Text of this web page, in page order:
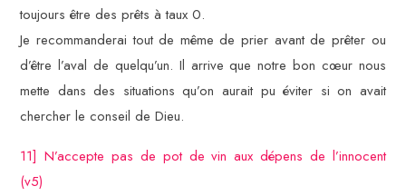
toujours être des prêts à taux 0.
Je recommanderai tout de même de prier avant de prêter ou
d’être l’aval de quelqu’un. Il arrive que notre bon cœur nous
mette dans des situations qu’on aurait pu éviter si on avait
chercher le conseil de Dieu.
11] N’accepte pas de pot de vin aux dépens de l’innocent
(v5)